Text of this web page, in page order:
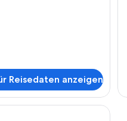
Reisedaten anzeigen
mit Vorhängen und einer Wand
Schlafzimmer mit einem